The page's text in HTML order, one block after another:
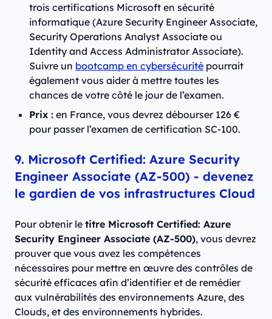
trois certifications Microsoft en sécurité
informatique (Azure Security Engineer Associate,
Security Operations Analyst Associate ou
Identity and Access Administrator Associate).
Suivre un bootcamp en cybersécurité pourrait
également vous aider à mettre toutes les
chances de votre côté le jour de l’examen.
Prix : en France, vous devrez débourser 126 €
pour passer l’examen de certification SC-100.
9. Microsoft Certified: Azure Security
Engineer Associate (AZ-500) - devenez
le gardien de vos infrastructures Cloud
Pour obtenir le titre Microsoft Certified: Azure
Security Engineer Associate (AZ-500), vous devrez
prouver que vous avez les compétences
nécessaires pour mettre en œuvre des contrôles de
sécurité efficaces afin d’identifier et de remédier
aux vulnérabilités des environnements Azure, des
Clouds, et des environnements hybrides.